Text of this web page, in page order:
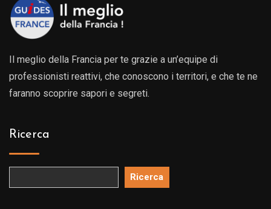
Il meglio della Francia per te grazie a un’equipe di
professionisti reattivi, che conoscono i territori, e che te ne
faranno scoprire sapori e segreti.
Ricerca
Ricerca